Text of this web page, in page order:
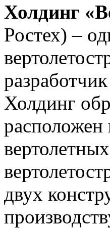
Холдинг
Ростех) –
Холдинг
расположен
двух